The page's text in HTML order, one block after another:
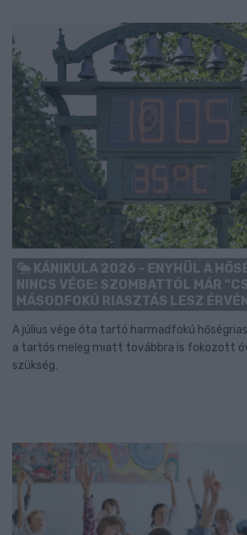
KÁNIKULA 2026 - ENYHÜL A
NINCS VÉGE: SZOMBATTÓL MÁR
MÁSODFOKÚ RIASZTÁS LESZ
A július vége óta tartó harmadfokú
a tartós meleg miatt továbbra is fokozott
szükség.